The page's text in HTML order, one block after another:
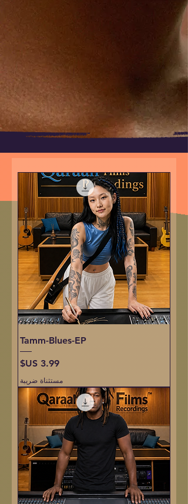
Tamm-Blues-EP
السعر
مستثناة ضريبة